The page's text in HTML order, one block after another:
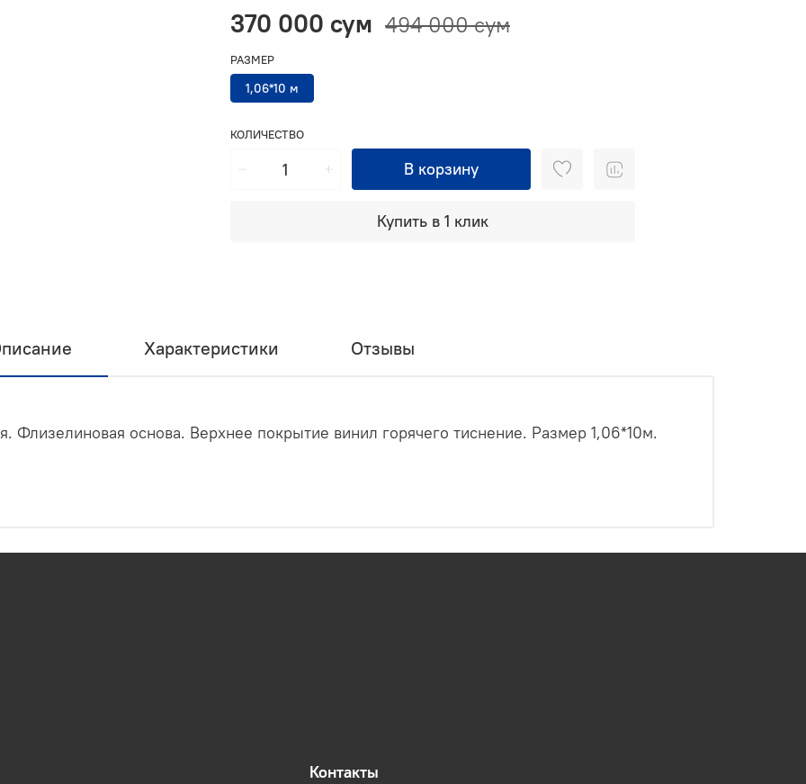
370 000 сум 494 000 сум
КОЛИЧЕСТВО
В корзину
Купить в 1 клик
РАЗМЕР
1,06*10 м
Характеристики Отзывы
Флизелиновая основа. Верхнее покрытие винил горячего тиснение. Размер 1,06*10м.
Контакты